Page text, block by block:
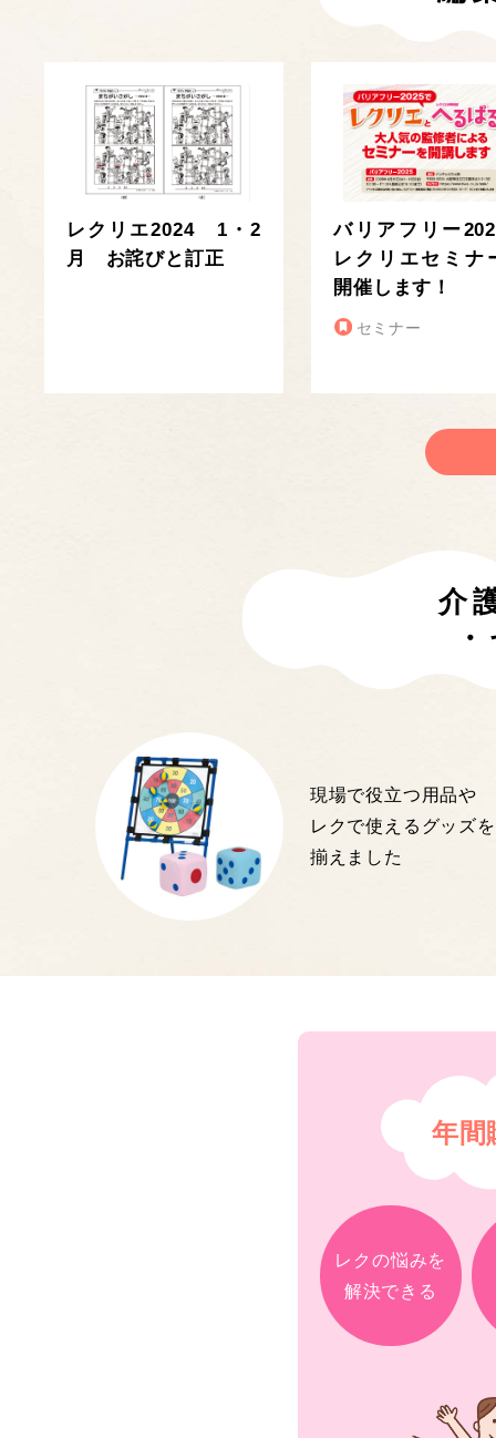
レクリエ2024 1・2
月 お詫びと訂正
バリアフリー
レクリエセミナ
開催します！
セミナー
介
現場で役立つ用品や
レクで使えるグッズを
揃えました
年間
レクの悩みを
解決できる